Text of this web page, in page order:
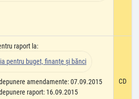
raport la:
pentru buget, finanţe şi bănci
amendamente: 07.09.2015
raport: 16.09.2015
CD